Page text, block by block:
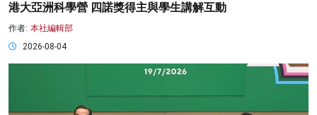
港大亞洲科學營 四諾獎得主與學生講解互動
作者: 本社編輯部
2026-08-04